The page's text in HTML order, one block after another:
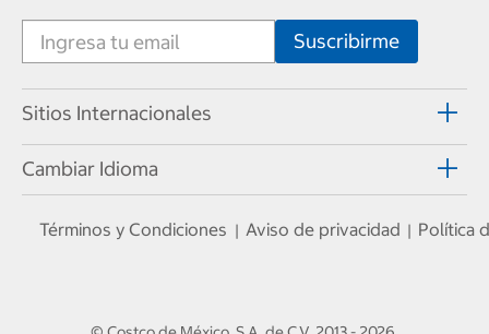
Sitios Internacionales
Cambiar Idioma
Términos y Condiciones | Aviso de privacidad | Política